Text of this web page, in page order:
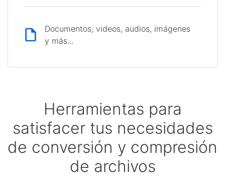
Documentos, videos, audios, imágenes
y más...
Herramientas para
satisfacer tus necesidades
de conversión y compresión
de archivos